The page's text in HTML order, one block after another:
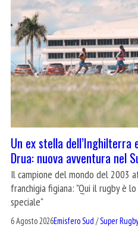
Un ex stella
Drua: nuova avventura nel
Il campione del mondo del 2003
franchigia figiana: "Qui il rugby è
speciale"
6 Agosto 2026Emisfero Sud /Super Rugby